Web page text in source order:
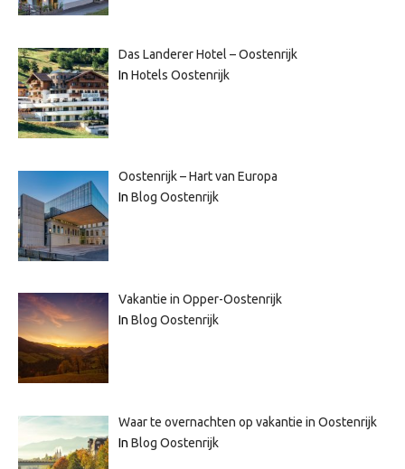
Das Landerer Hotel – Oostenrijk
In Hotels Oostenrijk
Oostenrijk – Hart van Europa
In Blog Oostenrijk
Vakantie in Opper-Oostenrijk
In Blog Oostenrijk
Waar te overnachten op vakantie in Oostenrijk
In Blog Oostenrijk